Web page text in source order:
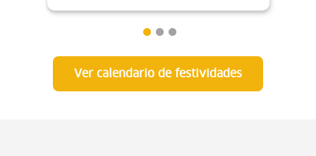
Ver calendario de festividades